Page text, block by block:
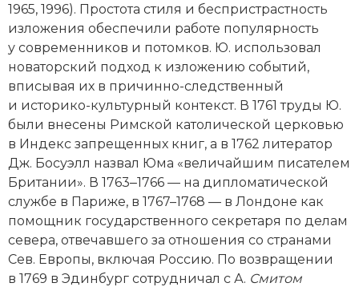
Россия
Северная Америка
Социально-экономическая история
Специальные исторические дисциплины
СССР
Южная Америка
1965, 1996). Простота стиля и беспристрастность
изложения обеспечили работе популярность
у современников и потомков. Ю. использовал
новаторский подход к изложению событий,
вписывая их в причинно-следственный
и историко-культурный контекст. В 1761 труды Ю.
были внесены Римской католической церковью
в Индекс запрещенных книг, а в 1762 литератор
Дж. Босуэлл назвал Юма «величайшим писателем
Британии». В 1763‒1766 — на дипломатической
службе в Париже, в 1767–1768 — в Лондоне как
помощник государственного секретаря по делам
севера, отвечавшего за отношения со странами
Сев. Европы, включая Россию. По возвращении
в 1769 в Эдинбург сотрудничал с А. Смитом